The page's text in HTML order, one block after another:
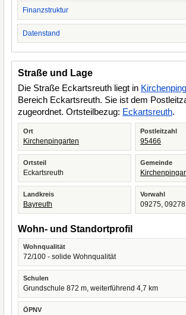
Finanzstruktur
Datenstand
Straße und Lage
Die Straße Eckartsreuth liegt in
Bereich Eckartsreuth. Sie ist dem
zugeordnet. Ortsteilbezug: Eckartsreuth.
Ort
Kirchenpingarten
Postleitzahl
95466
Ortsteil
Eckartsreuth
Gemeinde
Landkreis
Bayreuth
Vorwahl
09275, 09278
Wohn- und Standortprofil
Wohnqualität
72/100 - solide Wohnqualität
Schulen
Grundschule 872 m, weiterführend 4,7 km
ÖPNV